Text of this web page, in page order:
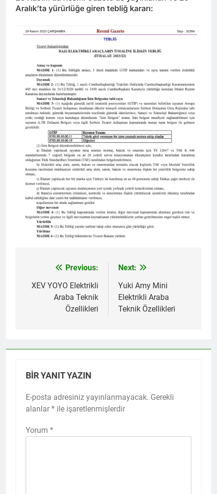
Aralık’ta yürürlüğe giren tebliğ kararı:
gezinmesi
Previous:
XEV YOYO Elektrikli
Araba Teknik
Özellikleri
Next:
Yuki Amy Mini
Elektrikli Araba
Teknik Özellikleri
BIR YANIT YAZIN
E-posta adresiniz yayınlanmayacak. Gerekli
alanlar * ile işaretlenmişlerdir
Yorum *